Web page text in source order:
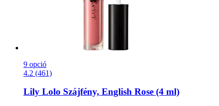
9 opció
4.2 (461)
Lily Lolo Szájfény, English Rose (4 ml)